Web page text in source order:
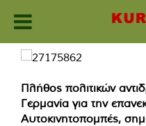
Skip
content
Πλήθος πολιτικών
Γερμανία για την
Αυτοκινητοπομπές,